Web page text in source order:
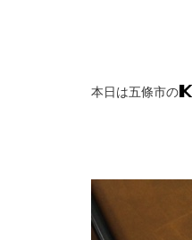
本日は五條市の